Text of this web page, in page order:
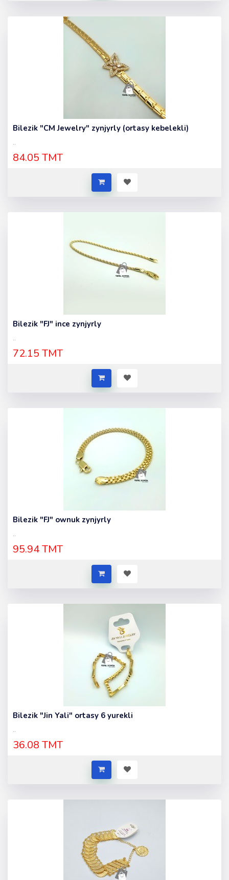
Bilezik "CM Jewelry" zynjyrly (ortasy kebelekli)
..
84.05 TMT
Bilezik "FJ" ince zynjyrly
..
72.15 TMT
Bilezik "FJ" ownuk zynjyrly
..
95.94 TMT
Bilezik "Jin Yali" ortasy 6 yurekli
..
36.08 TMT